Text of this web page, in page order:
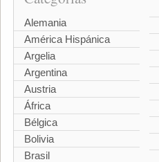
Alemania
América Hispánica
Argelia
Argentina
Austria
África
Bélgica
Bolivia
Brasil